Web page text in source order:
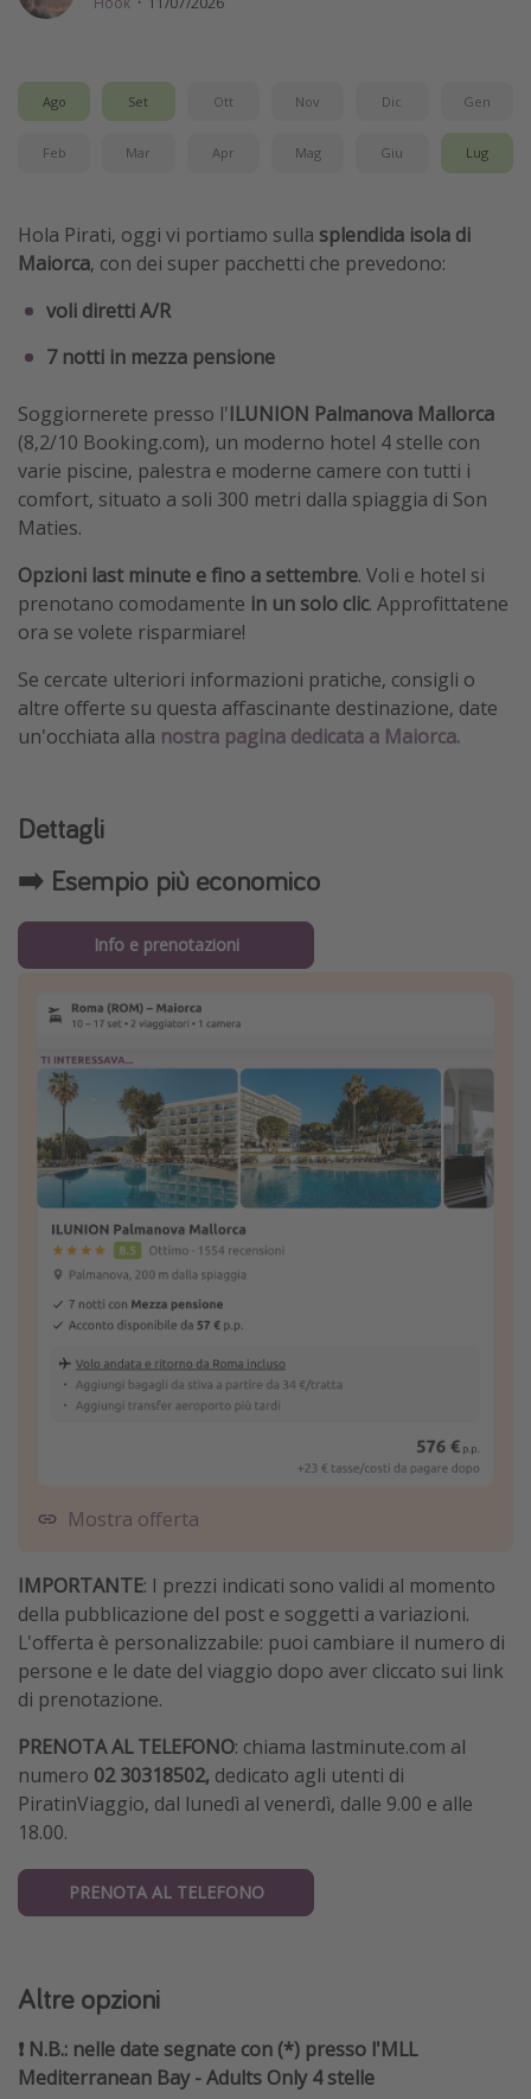
Viaggi per single
Altri argomenti
Calendario di viaggio
Festività del 2026
Città più visitate
Ago Set Ott Nov Dic Gen
Feb Mar Apr Mag Giu Lug
Hola Pirati, oggi vi portiamo sulla splendida isola di
Maiorca, con dei super pacchetti che prevedono:
voli diretti A/R
7 notti in mezza pensione
Soggiornerete presso l'ILUNION Palmanova Mallorca
(8,2/10 Booking.com), un moderno hotel 4 stelle con
varie piscine, palestra e moderne camere con tutti i
comfort, situato a soli 300 metri dalla spiaggia di Son
Maties.
Opzioni last minute e fino a settembre. Voli e hotel si
prenotano comodamente in un solo clic. Approfittatene
ora se volete risparmiare!
Se cercate ulteriori informazioni pratiche, consigli o
altre offerte su questa affascinante destinazione, date
un'occhiata alla nostra pagina dedicata a Maiorca.
Dettagli
➡️ Esempio più economico
Info e prenotazioni
Mostra offerta
IMPORTANTE: I prezzi indicati sono validi al momento
della pubblicazione del post e soggetti a variazioni.
L'offerta è personalizzabile: puoi cambiare il numero di
persone e le date del viaggio dopo aver cliccato sui link
di prenotazione.
PRENOTA AL TELEFONO: chiama lastminute.com al
numero 02 30318502, dedicato agli utenti di
PiratinViaggio, dal lunedì al venerdì, dalle 9.00 e alle
18.00.
PRENOTA AL TELEFONO
Altre opzioni
❗️ N.B.: nelle date segnate con (*) presso l'MLL
Mediterranean Bay - Adults Only 4 stelle